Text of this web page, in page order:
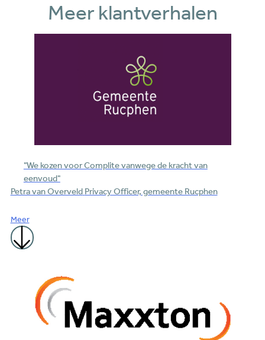
Meer klantverhalen
"We kozen voor Complite vanwege de kracht van
eenvoud"
Petra van Overveld Privacy Officer, gemeente Rucphen
Meer